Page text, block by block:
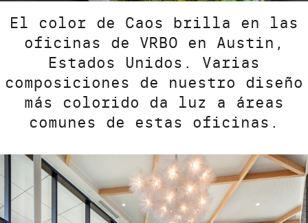
El color de Caos brilla en las
oficinas de VRBO en Austin,
Estados Unidos. Varias
composiciones de nuestro diseño
más colorido da luz a áreas
comunes de estas oficinas.